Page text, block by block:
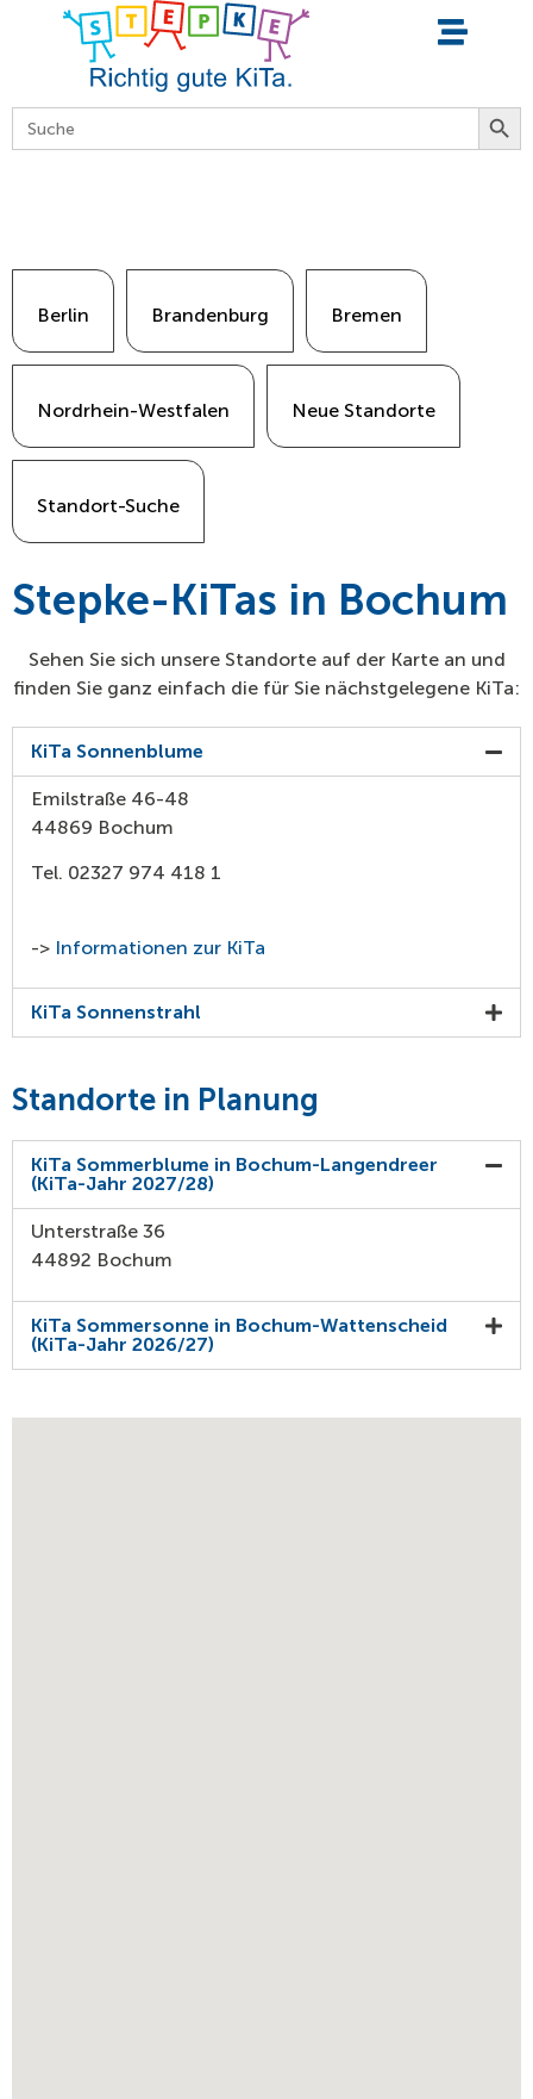
springen
Search
for:
Berlin Brandenburg Bremen
Nordrhein-Westfalen Neue Standorte
Standort-Suche
Stepke-KiTas in Bochum
Sehen Sie sich unsere Standorte auf der Karte an und
finden Sie ganz einfach die für Sie nächstgelegene KiTa:
KiTa Sonnenblume
Emilstraße 46-48
44869 Bochum
Tel. 02327 974 418 1
-> Informationen zur KiTa
KiTa Sonnenstrahl
Standorte in Planung
KiTa Sommerblume in Bochum-Langendreer
(KiTa-Jahr 2027/28)
Unterstraße 36
44892 Bochum
KiTa Sommersonne in Bochum-Wattenscheid
(KiTa-Jahr 2026/27)